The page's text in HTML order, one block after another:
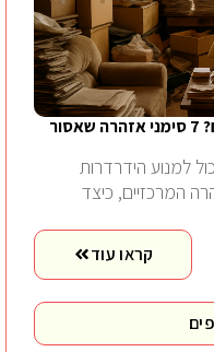
איך מזהים אגרן כפייתי בשלב מוקדם? 7 סימני אזהרה שאסור
למנוע הידרדרות
7 סימני האזהרה המרכזיים, כיצד
קראו עוד